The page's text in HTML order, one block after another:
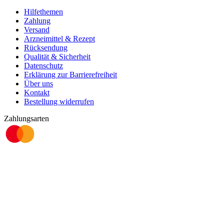
Hilfethemen
Zahlung
Versand
Arzneimittel & Rezept
Rücksendung
Qualität & Sicherheit
Datenschutz
Erklärung zur Barrierefreiheit
Über uns
Kontakt
Bestellung widerrufen
Zahlungsarten